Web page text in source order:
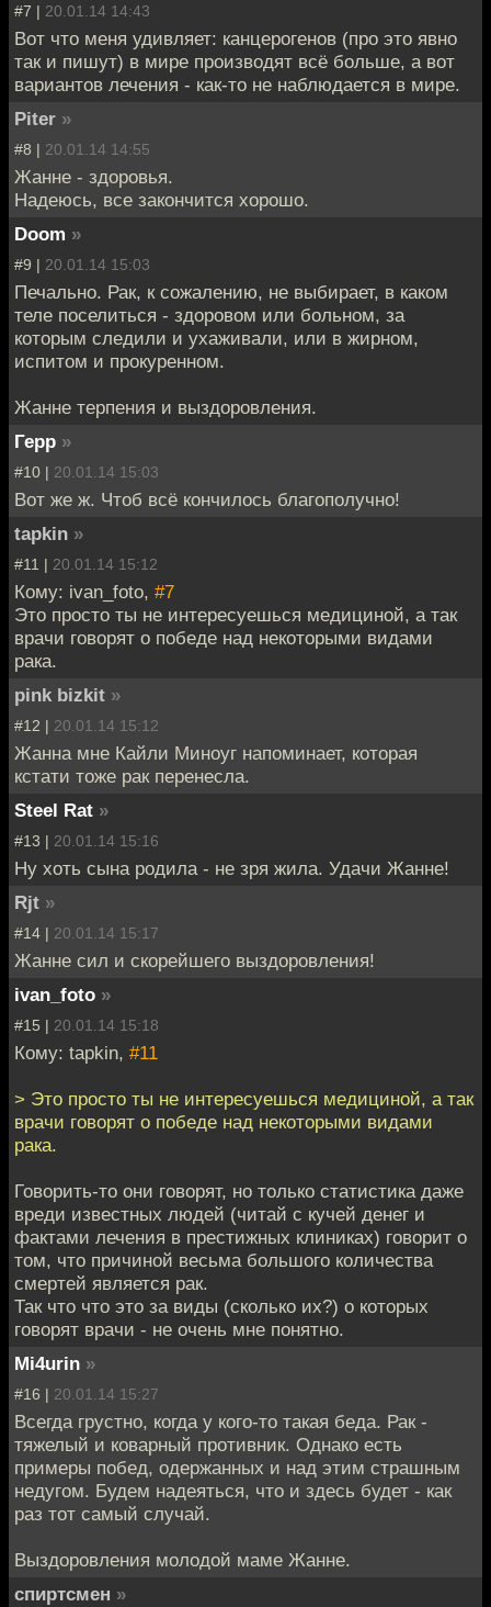
#7 | 20.01.14 14:43
Вот что меня удивляет: канцерогенов (про это явно
так и пишут) в мире производят всё больше, а вот
вариантов лечения - как-то не наблюдается в мире.
Piter »
#8 | 20.01.14 14:55
Жанне - здоровья.
Надеюсь, все закончится хорошо.
Doom »
#9 | 20.01.14 15:03
Печально. Рак, к сожалению, не выбирает, в каком
теле поселиться - здоровом или больном, за
которым следили и ухаживали, или в жирном,
испитом и прокуренном.
Жанне терпения и выздоровления.
Герр »
#10 | 20.01.14 15:03
Вот же ж. Чтоб всё кончилось благополучно!
tapkin »
#11 | 20.01.14 15:12
Кому: ivan_foto, #7
Это просто ты не интересуешься медициной, а так
врачи говорят о победе над некоторыми видами
рака.
pink bizkit »
#12 | 20.01.14 15:12
Жанна мне Кайли Миноуг напоминает, которая
кстати тоже рак перенесла.
Steel Rat »
#13 | 20.01.14 15:16
Ну хоть сына родила - не зря жила. Удачи Жанне!
Rjt »
#14 | 20.01.14 15:17
Жанне сил и скорейшего выздоровления!
ivan_foto »
#15 | 20.01.14 15:18
Кому: tapkin, #11
> Это просто ты не интересуешься медициной, а так
врачи говорят о победе над некоторыми видами
рака.
Говорить-то они говорят, но только статистика даже
вреди известных людей (читай с кучей денег и
фактами лечения в престижных клиниках) говорит о
том, что причиной весьма большого количества
смертей является рак.
Так что что это за виды (сколько их?) о которых
говорят врачи - не очень мне понятно.
Mi4urin »
#16 | 20.01.14 15:27
Всегда грустно, когда у кого-то такая беда. Рак -
тяжелый и коварный противник. Однако есть
примеры побед, одержанных и над этим страшным
недугом. Будем надеяться, что и здесь будет - как
раз тот самый случай.
Выздоровления молодой маме Жанне.
спиртсмен »